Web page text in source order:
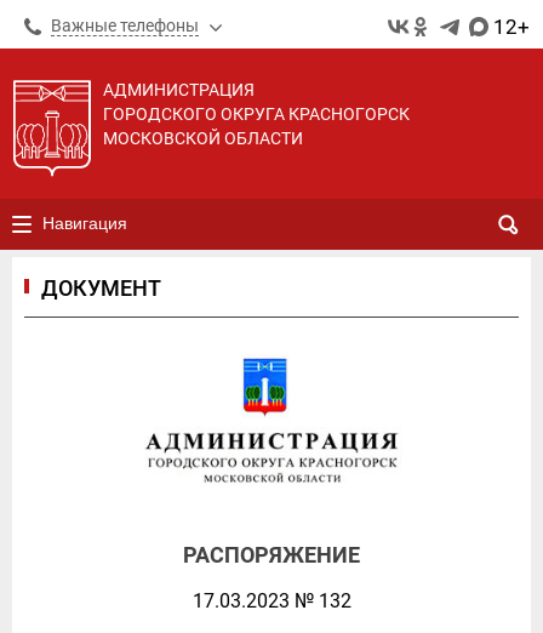
Важные телефоны 12+
АДМИНИСТРАЦИЯ
ГОРОДСКОГО ОКРУГА КРАСНОГОРСК
МОСКОВСКОЙ ОБЛАСТИ
Навигация
ДОКУМЕНТ
РАСПОРЯЖЕНИЕ
17.03.2023 № 132